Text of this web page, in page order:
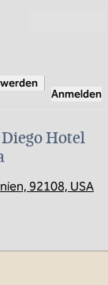
Anmelden
Hotel
92108, USA